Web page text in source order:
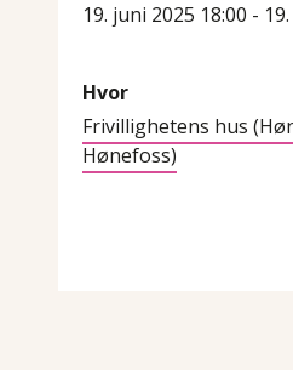
19. juni 2025 18:00 -
Hvor
Frivillighetens hus
Hønefoss)